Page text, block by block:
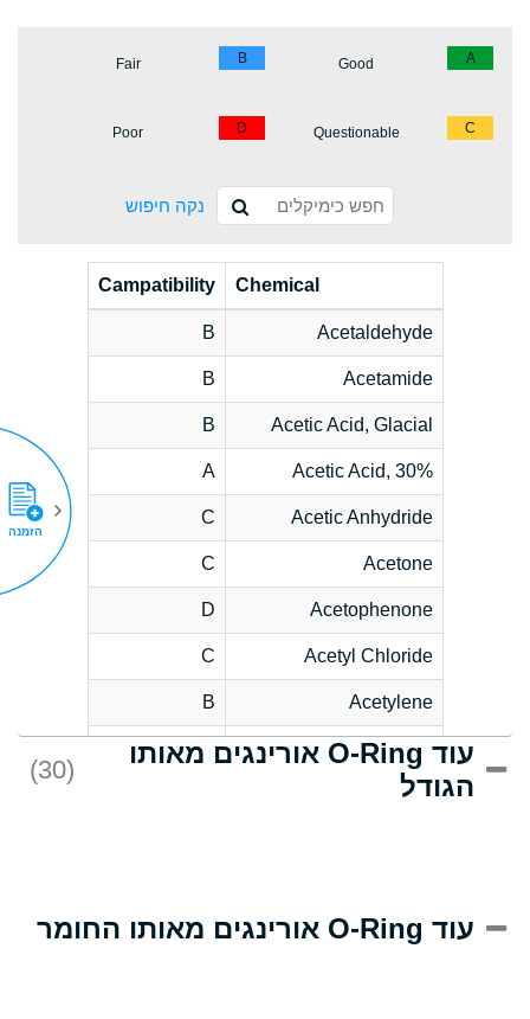
A
Good
B
Fair
C
Questionable
D
Poor
נקה חיפוש
Chemical
Campatibility
Acetaldehyde
B
Acetamide
B
Acetic Acid, Glacial
B
Acetic Acid, 30%
A
Acetic Anhydride
C
Acetone
C
Acetophenone
D
Acetyl Chloride
C
Acetylene
B
Acrlylonitrile
D
Adipic Acid
(Aqueous)
עוד O-Ring אורינגים מאותו
הגודל
(30)
עוד O-Ring אורינגים מאותו החומר
הזמנה